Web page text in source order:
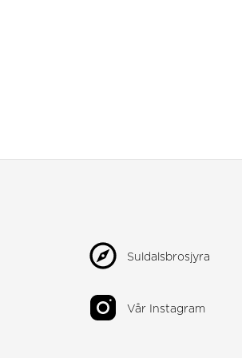
Suldalsbrosjyra
Vår Instagram